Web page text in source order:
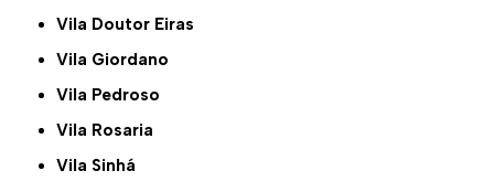
Vila Doutor Eiras
Vila Giordano
Vila Pedroso
Vila Rosaria
Vila Sinhá